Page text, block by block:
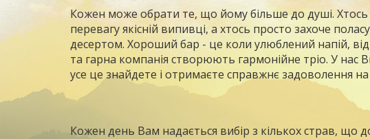
Кожен може обрати те, що йому більше до душі. Хтось
перевагу якісній випивці, а хтось просто захоче
десертом. Хороший бар - це коли улюблений напій,
та гарна компанія створюють гармонійне тріо. У нас
усе це знайдете і отримаєте справжнє задоволення
Кожен день Вам надається вибір з кількох страв, що